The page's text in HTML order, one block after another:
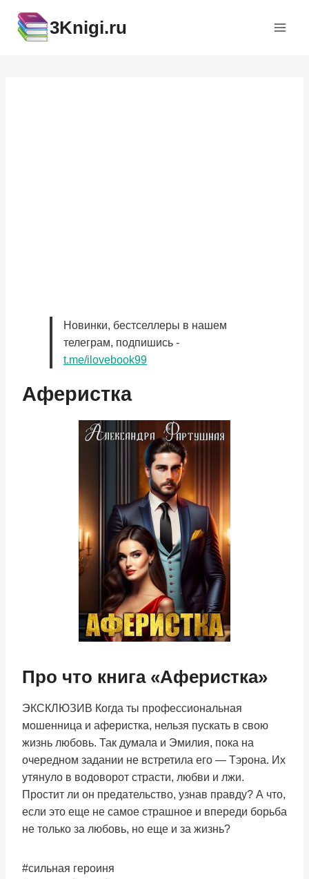
содержимому
3Knigi.ru
Новинки, бестселлеры в нашем
телеграм, подпишись -
t.me/ilovebook99
Аферистка
Про что книга «Аферистка»
ЭКСКЛЮЗИВ Когда ты профессиональная
мошенница и аферистка, нельзя пускать в свою
жизнь любовь. Так думала и Эмилия, пока на
очередном задании не встретила его — Тэрона. Их
утянуло в водоворот страсти, любви и лжи.
Простит ли он предательство, узнав правду? А что,
если это еще не самое страшное и впереди борьба
не только за любовь, но еще и за жизнь?
#сильная героиня